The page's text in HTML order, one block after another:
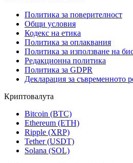
Политика за поверителност
Общи условия
Кодекс на етика
Политика за оплаквания
Политика за използване на
Редакционна политика
Политика за GDPR
Декларация за съвременното
Криптовалута
Bitcoin (BTC)
Ethereum (ETH)
Ripple (XRP)
Tether (USDT)
Solana (SOL)